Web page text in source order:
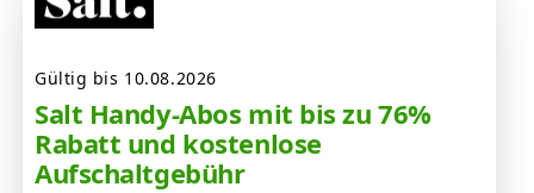
Gültig bis 10.08.2026
Salt Handy-Abos mit bis zu 76%
Rabatt und kostenlose
Aufschaltgebühr